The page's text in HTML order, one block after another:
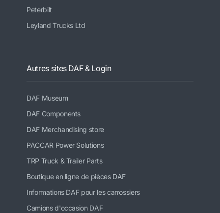
Peterbilt
Leyland Trucks Ltd
Autres sites DAF & Login
DAF Museum
DAF Components
DAF Merchandising store
PACCAR Power Solutions
TRP Truck & Trailer Parts
Boutique en ligne de pièces DAF
Informations DAF pour les carrossiers
Camions d'occasion DAF